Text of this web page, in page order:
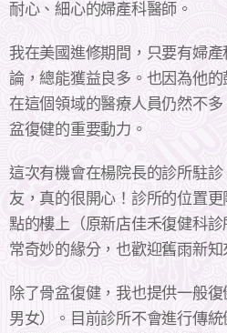
耐心、細心的婦產科醫師。
我在美國進修期間，只要有婦
論，總能獲益良多。也因為他
在這個領域的醫療人員仍然不
盆復健的重要動力。
這次有機會在楊院長的診所駐
友，真的很開心！診所的位置
點的樓上（原新店佳禾復健科
常奇妙的緣分，也歡迎舊雨新知
除了骨盆復健，我也提供一般
男女）。目前診所不會進行傳